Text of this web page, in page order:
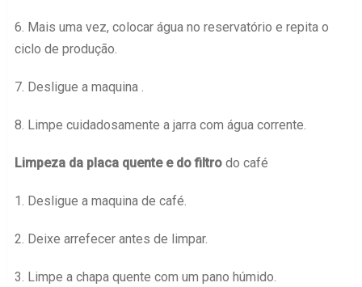
6. Mais uma vez, colocar água no reservatório e repita o
ciclo de produção.
7. Desligue a maquina .
8. Limpe cuidadosamente a jarra com água corrente.
Limpeza da placa quente e do filtrodo café
1. Desligue a maquina de café.
2. Deixe arrefecer antes de limpar.
3. Limpe a chapa quente com um pano húmido.